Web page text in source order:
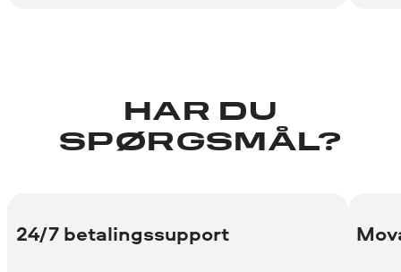
HAR DU
SPØRGSMÅL?
24/7 betalingssupport